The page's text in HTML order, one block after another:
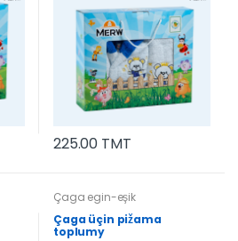
225.00 TMT
Çaga egin-eşik
Çaga üçin pižama
toplumy